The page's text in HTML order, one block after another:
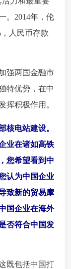
。2014年，伦
人民币存款
强两国金融市
特优势，在中
挥积极作用。
电站建设。
业在诸如高铁
您希望看到中
认为中国企业
致新的贸易摩
国企业在海外
否符合中国发
既包括中国打